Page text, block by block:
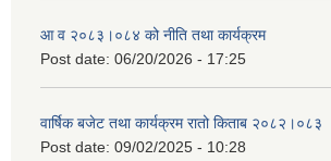
आ व २०८३।०८४ को नीति तथा कार्यक्रम
Post date: 06/20/2026 - 17:25
वार्षिक बजेट तथा कार्यक्रम रातो किताब २०८२।०८३
Post date: 09/02/2025 - 10:28